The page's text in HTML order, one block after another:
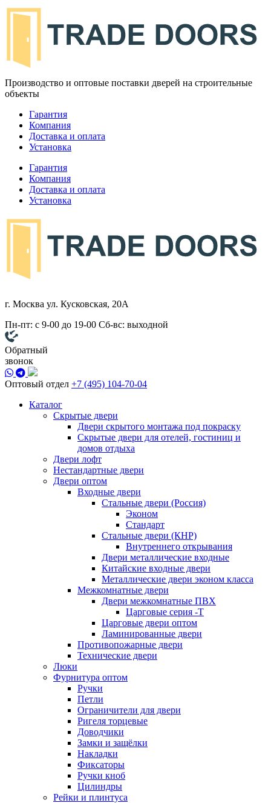
Производство и оптовые поставки дверей на строительные
объекты
Гарантия
Компания
Доставка и оплата
Установка
Гарантия
Компания
Доставка и оплата
Установка
г. Москва ул. Кусковская, 20А
Пн-пт: с 9-00 до 19-00 Сб-вс: выходной
Обратный
звонок
Оптовый отдел +7 (495) 104-70-04
Каталог
Скрытые двери
Двери скрытого монтажа под покраску
Скрытые двери для отелей, гостиниц и
домов отдыха
Двери лофт
Нестандартные двери
Двери оптом
Входные двери
Стальные двери (Россия)
Эконом
Стандарт
Стальные двери (КНР)
Внутреннего открывания
Двери металлические входные
Китайские входные двери
Металлические двери эконом класса
Межкомнатные двери
Двери межкомнатные ПВХ
Царговые серия -Т
Царговые двери оптом
Ламинированные двери
Противопожарные двери
Технические двери
Люки
Фурнитура оптом
Ручки
Петли
Ограничители для двери
Ригеля торцевые
Доводчики
Замки и защёлки
Накладки
Фиксаторы
Ручки кноб
Цилиндры
Рейки и плинтуса